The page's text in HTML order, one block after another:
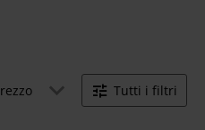
Tutti i filtri